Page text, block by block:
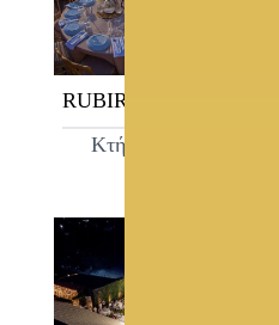
RUBIROSA EVENTS
Κτήματα Γάμου